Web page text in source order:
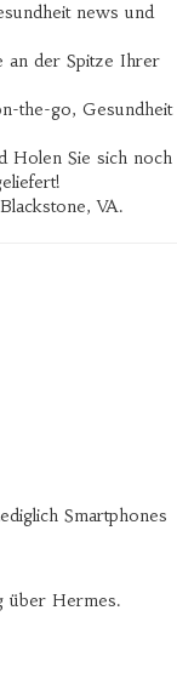
news und
an der Spitze Ihrer
the-go, Gesundheit
Holen Sie sich noch
VA.
Smartphones
über Hermes.